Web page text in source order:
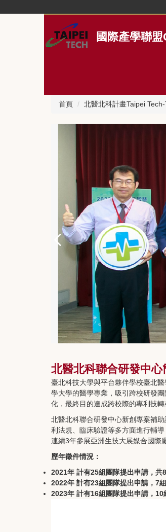
國際產學聯
首頁 北醫北科計畫Taipei
北醫北科聯合研發中心
臺北科技大學與平台夥伴學校臺北
學大學的醫學專業，吸引跨校研發
化，最終目的達成跨校際的專利技轉
北醫北科聯合研發中心新創專案補
利法規、臨床驗證等多方面進行輔
連續3年參展亞洲生技大展媒合國際
歷年徵件情況：
2021年 計有25組團隊提出申請，共8
2022年 計有23組團隊提出申請，7組
2023年 計有16組團隊提出申請，10